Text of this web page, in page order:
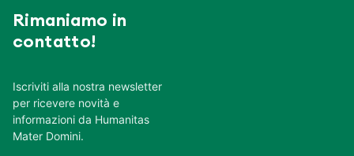
Rimaniamo in
contatto!
Iscriviti alla nostra newsletter
per ricevere novità e
informazioni da Humanitas
Mater Domini.